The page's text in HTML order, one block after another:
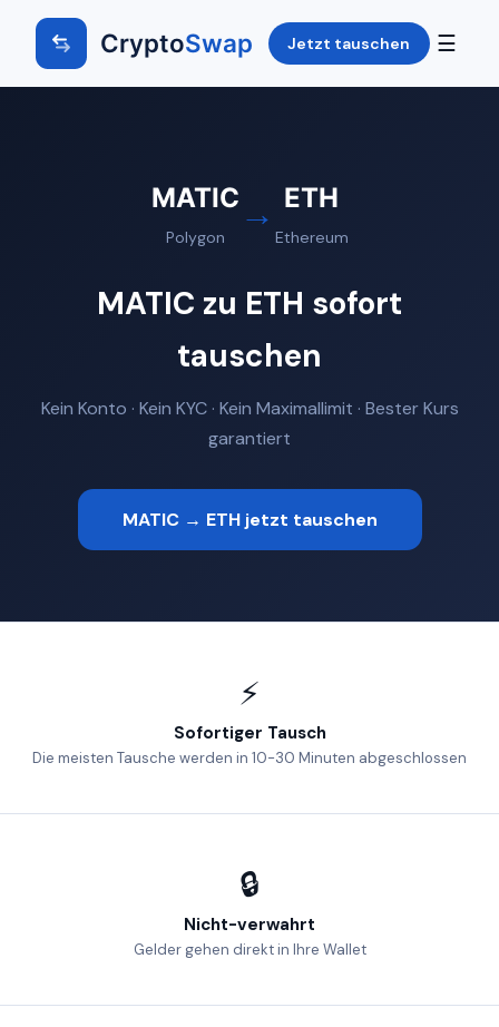
CryptoSwap Jetzt tauschen ☰
MATIC
Polygon
→ ETH
Ethereum
MATIC zu ETH sofort
tauschen
Kein Konto · Kein KYC · Kein Maximallimit · Bester Kurs
garantiert
MATIC → ETH jetzt tauschen
⚡
Sofortiger Tausch
Die meisten Tausche werden in 10-30 Minuten abgeschlossen
🔒
Nicht-verwahrt
Gelder gehen direkt in Ihre Wallet